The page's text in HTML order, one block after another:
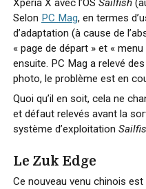
Xperia X avec l’OS Sailfish
Selon PC Mag, en termes
d’adaptation (à cause de
« page de départ » et «
ensuite. PC Mag a relevé
photo, le problème est en
Quoi qu’il en soit, cela ne
et défaut relevés avant la
système d’exploitation
Le Zuk Edge
Ce nouveau venu chinois